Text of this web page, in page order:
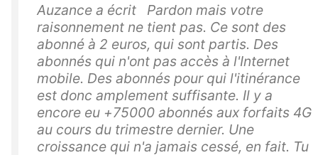
Auzance a écrit Pardon mais votre
raisonnement ne tient pas. Ce sont des
abonné à 2 euros, qui sont partis. Des
abonnés qui n'ont pas accès à l'Internet
mobile. Des abonnés pour qui l'itinérance
est donc amplement suffisante. Il y a
encore eu +75000 abonnés aux forfaits 4G
au cours du trimestre dernier. Une
croissance qui n'a jamais cessé, en fait. Tu